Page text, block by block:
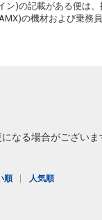
ン)の記載がある便は
の機材および乗務
なる場合がござい
順 人気順